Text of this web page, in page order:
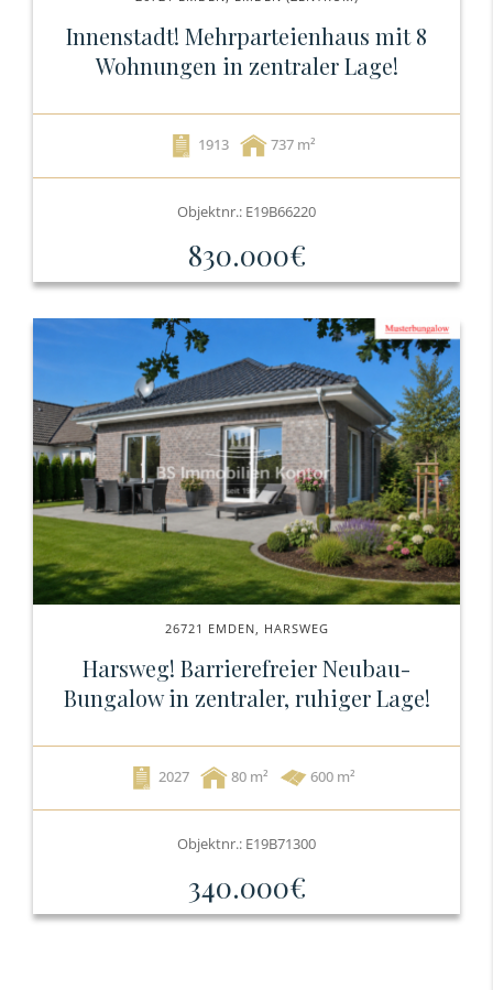
Innenstadt! Mehrparteienhaus mit 8
Wohnungen in zentraler Lage!
1913 737
Objektnr.: E19B66220
830.000€
26721 EMDEN, HARSWEG
Harsweg! Barrierefreier Neubau-
Bungalow in zentraler, ruhiger Lage!
2027 80 600 m²
Objektnr.: E19B71300
340.000€